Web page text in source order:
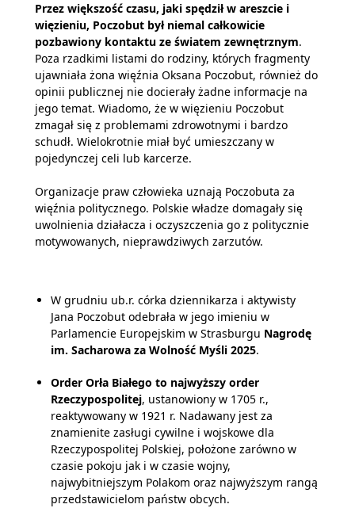
Przez większość czasu, jaki spędził w areszcie i
więzieniu, Poczobut był niemal całkowicie
pozbawiony kontaktu ze światem zewnętrznym.
Poza rzadkimi listami do rodziny, których fragmenty
ujawniała żona więźnia Oksana Poczobut, również do
opinii publicznej nie docierały żadne informacje na
jego temat. Wiadomo, że w więzieniu Poczobut
zmagał się z problemami zdrowotnymi i bardzo
schudł. Wielokrotnie miał być umieszczany w
pojedynczej celi lub karcerze.
Organizacje praw człowieka uznają Poczobuta za
więźnia politycznego. Polskie władze domagały się
uwolnienia działacza i oczyszczenia go z politycznie
motywowanych, nieprawdziwych zarzutów.
W grudniu ub.r. córka dziennikarza i aktywisty
Jana Poczobut odebrała w jego imieniu w
Parlamencie Europejskim w Strasburgu Nagrodę
im. Sacharowa za Wolność Myśli 2025.
Order Orła Białego to najwyższy order
Rzeczypospolitej, ustanowiony w 1705 r.,
reaktywowany w 1921 r. Nadawany jest za
znamienite zasługi cywilne i wojskowe dla
Rzeczypospolitej Polskiej, położone zarówno w
czasie pokoju jak i w czasie wojny,
najwybitniejszym Polakom oraz najwyższym rangą
przedstawicielom państw obcych.